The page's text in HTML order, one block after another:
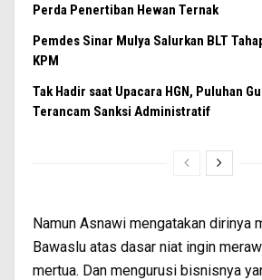
Perda Penertiban Hewan Ternak
Pemdes Sinar Mulya Salurkan BLT
KPM
Tak Hadir saat Upacara HGN, Puluhan
Terancam Sanksi Administratif
Namun Asnawi mengatakan dirinya
Bawaslu atas dasar niat ingin
mertua. Dan mengurusi bisnisnya